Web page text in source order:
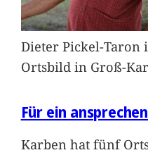
Dieter Pickel-Taron
Ortsbild in Groß-
Für ein
Karben hat fünf